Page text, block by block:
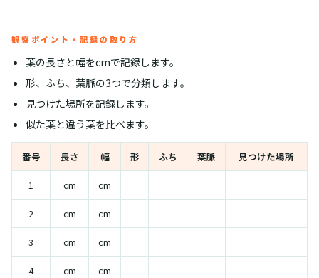
観察ポイント・記録の取り方
葉の長さと幅をcmで記録します。
形、ふち、葉脈の3つで分類します。
見つけた場所を記録します。
似た葉と違う葉を比べます。
番号 長さ 幅 形 ふち 葉脈 見つけた場所
1 cm cm
2 cm cm
3 cm cm
4 cm cm